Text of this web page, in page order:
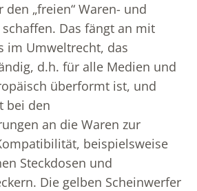
„freien“ Waren- und
Das fängt an mit
im Umweltrecht, das
d.h. für alle Medien und
überformt ist, und
bei den
an die Waren zur
beispielsweise
Steckdosen und
Die gelben Scheinwerfer